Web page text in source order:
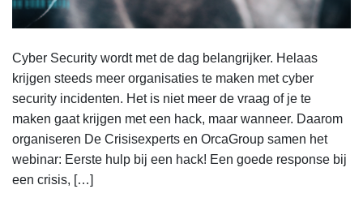
Cyber Security wordt met de dag belangrijker. Helaas
krijgen steeds meer organisaties te maken met cyber
security incidenten. Het is niet meer de vraag of je te
maken gaat krijgen met een hack, maar wanneer. Daarom
organiseren De Crisisexperts en OrcaGroup samen het
webinar: Eerste hulp bij een hack! Een goede response bij
een crisis, […]